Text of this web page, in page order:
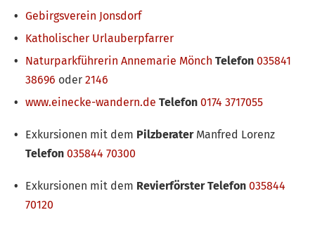
Gebirgsverein Jonsdorf
Katholischer Urlauberpfarrer
Naturparkführerin Annemarie Mönch Telefon 035841
38696 oder 2146
www.einecke-wandern.de Telefon 0174 3717055
Exkursionen mit dem PilzberaterManfred Lorenz
Telefon 035844 70300
Exkursionen mit dem RevierförsterTelefon 035844
70120